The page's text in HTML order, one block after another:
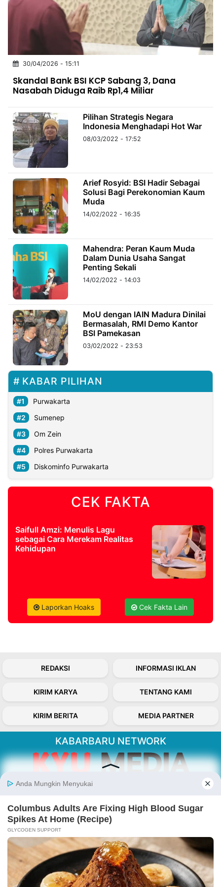
INDONESIA
NTB
Time
IDN
Jogja
Rakyat
News
Notice
Baru
Follow
Kabarbaru
Kabarbaru.co
2026
PT.
Kabarbaru
Media
Holding
30/04/2026 - 15:11
Skandal Bank BSI KCP Sabang 3, Dana
Nasabah Diduga Raib Rp1,4 Miliar
Pilihan Strategis Negara
Indonesia Menghadapi Hot War
08/03/2022 - 17:52
Arief Rosyid: BSI Hadir Sebagai
Solusi Bagi Perekonomian Kaum
Muda
14/02/2022 - 16:35
Mahendra: Peran Kaum Muda
Dalam Dunia Usaha Sangat
Penting Sekali
14/02/2022 - 14:03
MoU dengan IAIN Madura Dinilai
Bermasalah, RMI Demo Kantor
BSI Pamekasan
03/02/2022 - 23:53
KABAR PILIHAN
Purwakarta
Sumenep
Om Zein
Polres Purwakarta
Diskominfo Purwakarta
CEK FAKTA
Saifull Amzi: Menulis Lagu
sebagai Cara Merekam Realitas
Kehidupan
Laporkan Hoaks Cek Fakta Lain
REDAKSI INFORMASI IKLAN
KIRIM KARYA TENTANG KAMI
KIRIM BERITA MEDIA PARTNER
KABARBARU NETWORK
Kabarbaru.co menyajikan berita aktual dan
inspiratif dari sudut pandang berbaik sangka
serta terverifikasi dari sumber yang tepat.
Follow Kabarbaru